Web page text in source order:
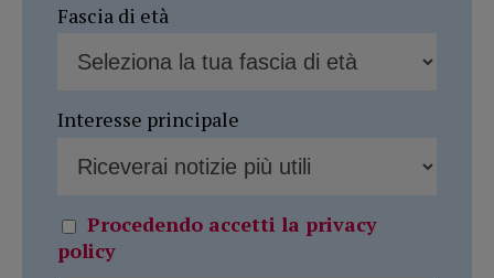
Fascia di età
Interesse principale
Procedendo accetti la privacy
policy